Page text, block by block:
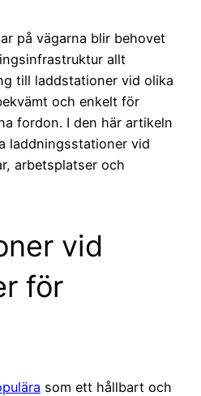
på vägarna blir behovet
allt
till laddstationer vid olika
och enkelt för
fordon. I den här artikeln
laddningsstationer vid
arbetsplatser och
vid
för
som ett hållbart och